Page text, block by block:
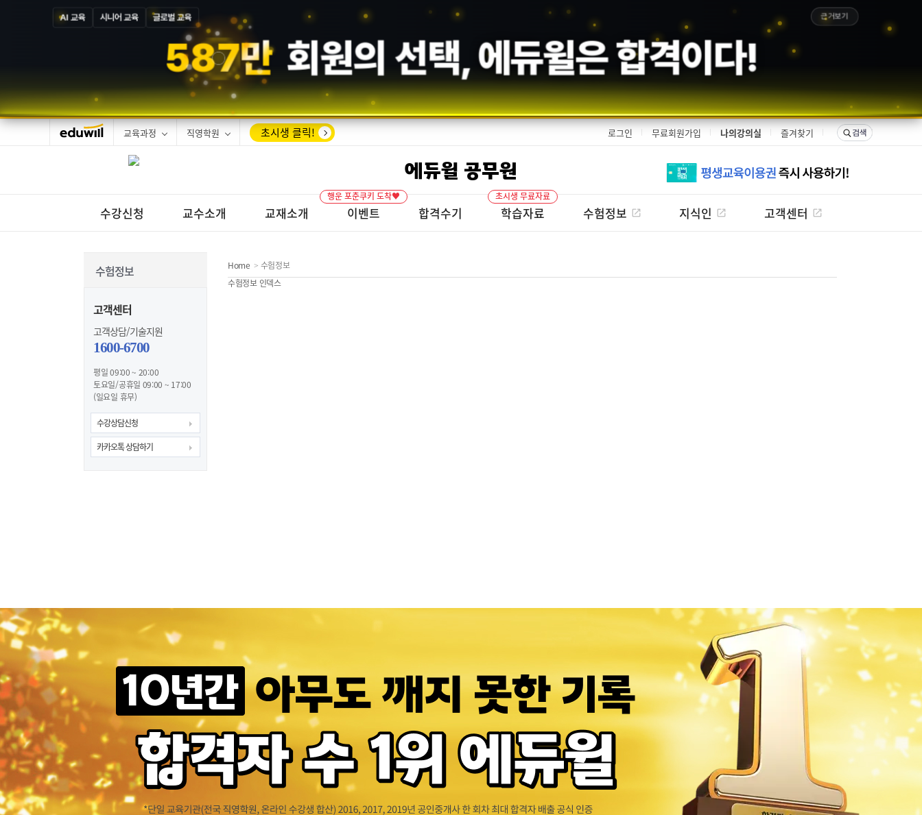
AI 교육 시니어 교육 글로벌 교육
587만 회원의 선택,에듀윌은 합격이다!
근거보기
교육과정 직영학원 초시생 클릭! 로그인 무료회원가입 나의강의실 즐겨찾기
에듀윌 공무원
수강신청 교수소개 교재소개 이벤트
행운 포춘쿠키 도착♥
합격수기 학습자료
초시생 무료자료
수험정보 지식인 고객센터
수험정보
고객센터
고객상담/기술지원
1600-6700
평일 09:00 ~ 20:00
토요일/공휴일 09:00 ~ 17:00
(일요일 휴무)
수강상담신청
카카오톡 상담하기
Home > 수험정보
수험정보 인덱스